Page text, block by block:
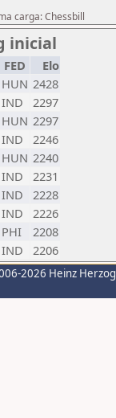
carga: Chessbill
inicial
FED
Elo
HUN 2428
IND
2297
HUN 2297
IND
2246
HUN 2240
IND
2231
IND
2228
IND
2226
PHI
2208
IND 2206
2026 Heinz Herzog